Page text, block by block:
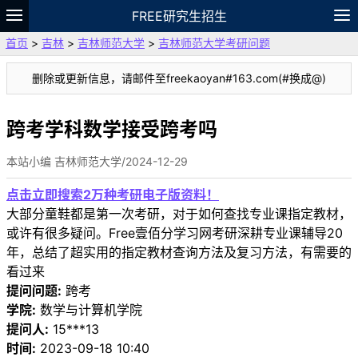
FREE研究生招生
题库
故事 专题 APP 笔记
论坛
VIP
资料
首页 > 吉林 > 吉林师范大学 > 吉林师范大学考研问题
删除或更新信息，请邮件至freekaoyan#163.com(#换成@)
跨考学科数学接受跨考吗
本站小编 吉林师范大学/2024-12-29
点击立即搜索2万种考研电子版资料！
大部分童鞋都是第一次考研，对于如何查找专业课指定教材，
或许有很多疑问。Free壹佰分学习网考研深耕专业课辅导20
年，总结了超实用的指定教材查询方法及复习方法，有需要的
看过来
提问问题: 跨考
学院: 数学与计算机学院
提问人: 15***13
时间: 2023-09-18 10:40